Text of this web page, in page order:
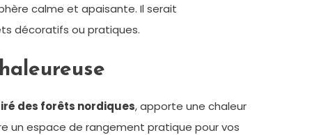
calme et apaisante. Il serait
décoratifs ou pratiques.
des forêts nordiques, apporte une chaleur
un espace de rangement pratique pour vos